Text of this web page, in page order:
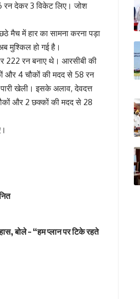
देकर 3 विकेट लिए। जोश
मैच में हार का सामना करना पड़ा
मुश्किल हो गई है।
222 रन बनाए थे। आरसीबी की
और 4 चौकों की मदद से 58 रन
खेली। इसके अलाव, देवदत्त
और 2 छक्कों की मदद से 28
बोले – “हम प्लान पर टिके रहते